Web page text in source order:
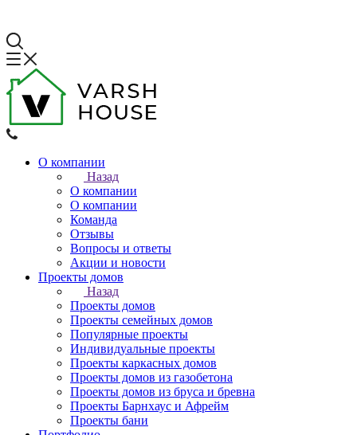
О компании
Назад
О компании
О компании
Команда
Отзывы
Вопросы и ответы
Акции и новости
Проекты домов
Назад
Проекты домов
Проекты семейных домов
Популярные проекты
Индивидуальные проекты
Проекты каркасных домов
Проекты домов из газобетона
Проекты домов из бруса и бревна
Проекты Барнхаус и Афрейм
Проекты бани